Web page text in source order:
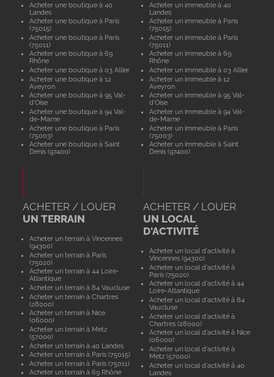
Acheter une boutique à 40
Landes
Acheter une boutique à Paris
(75015)
Acheter une boutique à Paris
(75011)
Acheter une boutique à 69
Rhône
Acheter une boutique à 03 Allier
Acheter une boutique à 12
Aveyron
Acheter une boutique à 95 Val-
d'Oise
Acheter une boutique à 94 Val-
de-Marne
Acheter une boutique à Paris
(75003)
Acheter une boutique à Saint
Denis (97400)
Acheter un immeuble à 40
Landes
Acheter un immeuble à Paris
(75015)
Acheter un immeuble à Paris
(75011)
Acheter un immeuble à 69
Rhône
Acheter un immeuble à 03 Allier
Acheter un immeuble à 12
Aveyron
Acheter un immeuble à 95 Val-
d'Oise
Acheter un immeuble à 94 Val-
de-Marne
Acheter un immeuble à Paris
(75003)
Acheter un immeuble à Saint
Denis (97400)
ACHETER / LOUER
UN TERRAIN
Acheter un terrain à Vincennes
(94300)
Acheter un terrain à Paris
(75020)
Acheter un terrain à 44 Loire-
Atlantique
Acheter un terrain à 84 Vaucluse
Acheter un terrain à Chartres
(28000)
Acheter un terrain à Nice
(06000)
Acheter un terrain à Metz
(57000)
Acheter un terrain à 40 Landes
Acheter un terrain à Paris (75015)
Acheter un terrain à Paris (75011)
Acheter un terrain à 69 Rhône
ACHETER / LOUER
UN LOCAL
D'ACTIVITÉ
Acheter un local d'activité à
Vincennes (94300)
Acheter un local d'activité à
Paris (75020)
Acheter un local d'activité à 44
Loire-Atlantique
Acheter un local d'activité à 84
Vaucluse
Acheter un local d'activité à
Chartres (28000)
Acheter un local d'activité à Nice
(06000)
Acheter un local d'activité à
Metz (57000)
Acheter un local d'activité à 40
Landes